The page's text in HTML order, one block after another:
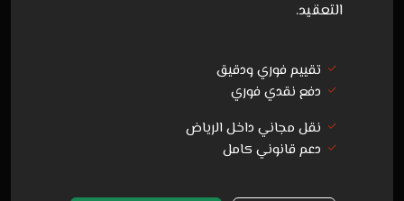
التعقيد.
تقييم فوري ودقيق
دفع نقدي فوري
نقل مجاني داخل الرياض
دعم قانوني كامل